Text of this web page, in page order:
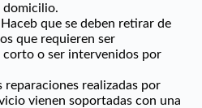
domicilio.
que se deben retirar de
que requieren ser
corto o ser intervenidos por
reparaciones realizadas por
vienen soportadas con una